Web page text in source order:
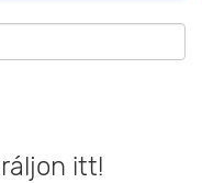
itt!